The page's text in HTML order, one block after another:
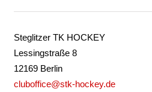
Steglitzer TK HOCKEY
Lessingstraße 8
12169 Berlin
cluboffice@stk-hockey.de